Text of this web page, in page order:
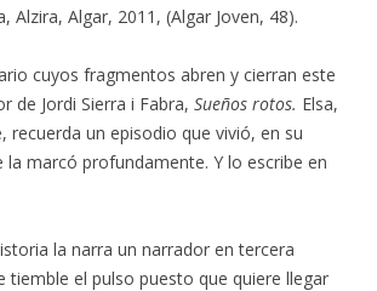
Alzira, Algar, 2011, (Algar Joven, 48).
cuyos fragmentos abren y cierran este
de Jordi Sierra i Fabra, Sueños rotos. Elsa,
recuerda un episodio que vivió, en su
la marcó profundamente. Y lo escribe en
la narra un narrador en tercera
tiemble el pulso puesto que quiere llegar